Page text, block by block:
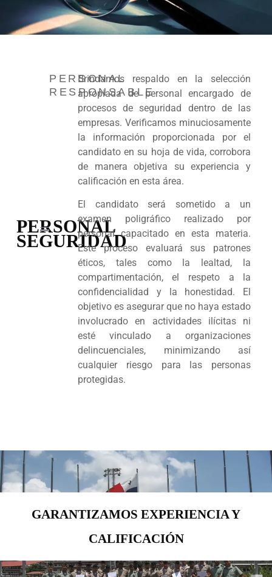
PERSONAL
SEGURIDAD
PERSONAL
RESPONSABLE
Brindamos respaldo en la selección
apropiada de personal encargado de
procesos de seguridad dentro de las
empresas. Verificamos minuciosamente
la información proporcionada por el
candidato en su hoja de vida, corrobora
de manera objetiva su experiencia y
calificación en esta área.
El candidato será sometido a un
examen poligráfico realizado por
personal capacitado en esta materia.
Este proceso evaluará sus patrones
éticos, tales como la lealtad, la
compartimentación, el respeto a la
confidencialidad y la honestidad. El
objetivo es asegurar que no haya estado
involucrado en actividades ilícitas ni
esté vinculado a organizaciones
delincuenciales, minimizando así
cualquier riesgo para las personas
protegidas.
GARANTIZAMOS EXPERIENCIA Y
CALIFICACIÓN